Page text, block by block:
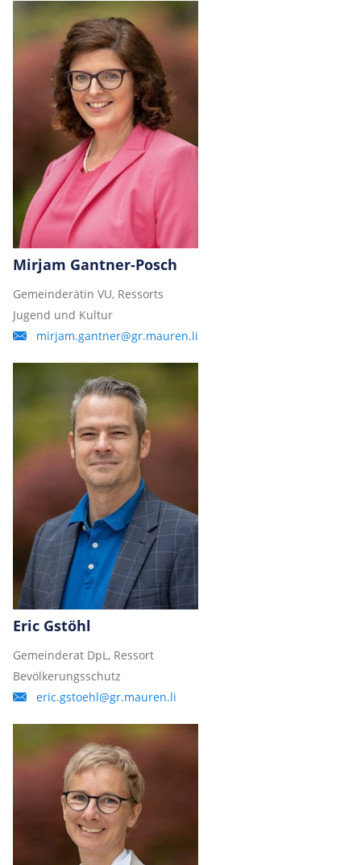
Mirjam Gantner-Posch
Gemeinderätin VU, Ressorts
Jugend und Kultur
mirjam.gantner@gr.mauren.li
Eric Gstöhl
Gemeinderat DpL, Ressort
Bevölkerungsschutz
eric.gstoehl@gr.mauren.li